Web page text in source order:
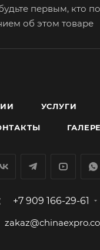
первым, кто
об этом товаре
УСЛУГИ
+7 909 166-29-61